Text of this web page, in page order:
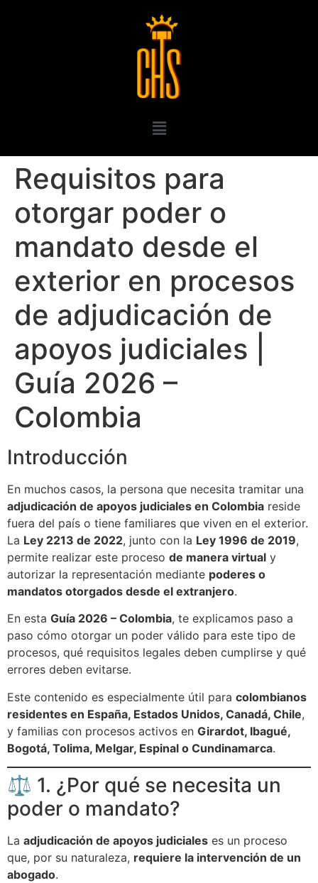
Requisitos para
otorgar poder o
mandato desde el
exterior en procesos
de adjudicación de
apoyos judiciales |
Guía 2026 –
Colombia
Introducción
En muchos casos, la persona que necesita tramitar una
adjudicación de apoyos judiciales en Colombia reside
fuera del país o tiene familiares que viven en el exterior.
La Ley 2213 de 2022, junto con la Ley 1996 de 2019,
permite realizar este proceso de manera virtual y
autorizar la representación mediante poderes o
mandatos otorgados desde el extranjero.
En esta Guía 2026 – Colombia, te explicamos paso a
paso cómo otorgar un poder válido para este tipo de
procesos, qué requisitos legales deben cumplirse y qué
errores deben evitarse.
Este contenido es especialmente útil para colombianos
residentes en España, Estados Unidos, Canadá, Chile,
y familias con procesos activos en Girardot, Ibagué,
Bogotá, Tolima, Melgar, Espinal o Cundinamarca.
⚖️ 1. ¿Por qué se necesita un
poder o mandato?
La adjudicación de apoyos judiciales es un proceso
que, por su naturaleza, requiere la intervención de un
abogado.